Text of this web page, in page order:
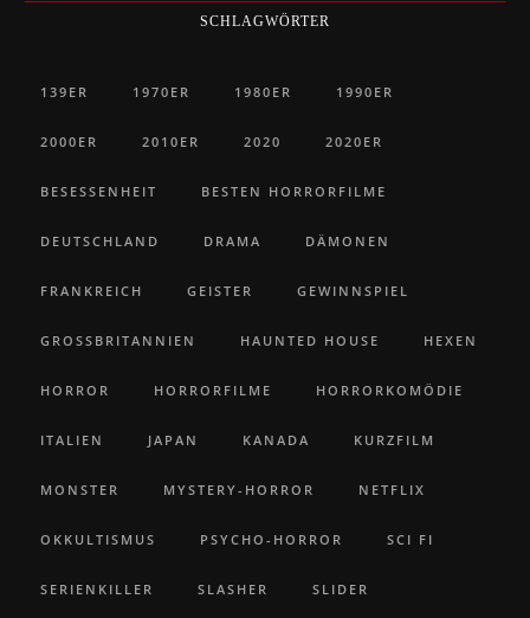
SCHLAGWÖRTER
139ER 1970ER 1980ER 1990ER
2000ER 2010ER 2020 2020ER
BESESSENHEIT BESTEN HORRORFILME
DEUTSCHLAND DRAMA DÄMONEN
FRANKREICH GEISTER GEWINNSPIEL
GROSSBRITANNIEN HAUNTED HOUSE HEXEN
HORROR HORRORFILME HORRORKOMÖDIE
ITALIEN JAPAN KANADA KURZFILM
MONSTER MYSTERY-HORROR NETFLIX
OKKULTISMUS PSYCHO-HORROR SCI FI
SERIENKILLER SLASHER SLIDER